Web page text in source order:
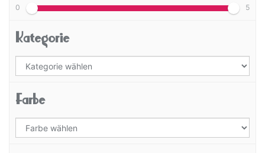
0 5
Kategorie
Farbe